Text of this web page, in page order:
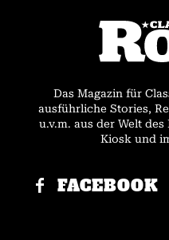
Das Magazin für
ausführliche Stories,
u.v.m. aus der Welt
Kiosk und
FACEBOOK